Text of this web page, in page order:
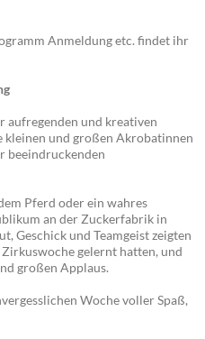
Anmeldung etc. findet ihr
aufregenden und kreativen
und großen Akrobatinnen
beeindruckenden
Pferd oder ein wahres
an der Zuckerfabrik in
Geschick und Teamgeist zeigten
gelernt hatten, und
großen Applaus.
Woche voller Spaß,